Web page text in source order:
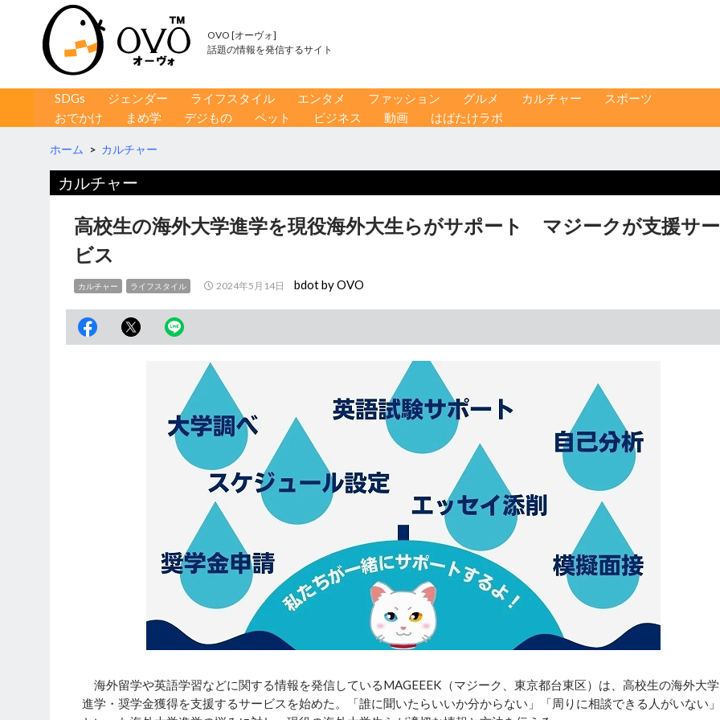
OVO [オーヴォ]
話題の情報を発信するサイト
コンテンツへ移動
SDGs ジェンダー ライフスタイル エンタメ ファッション グルメ カルチャー
スポーツ
おでかけ
まめ学 デジもの ペット ビジネス 動画 はばたけラボ
ホーム > カルチャー
カルチャー
高校生の海外大学進学を現役海外大生らがサポート マジークが支援サー
ビス
カルチャー ライフスタイル 2024年5月14日 bdot by OVO
海外留学や英語学習などに関する情報を発信しているMAGEEEK（マジーク、東京都台東区）は、高校生の海外大学
進学・奨学金獲得を支援するサービスを始めた。「誰に聞いたらいいか分からない」「周りに相談できる人がいない」